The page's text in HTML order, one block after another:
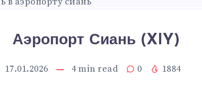
Аэропорт Сиань (XIY)
17.01.2026 4 min read 0 1884